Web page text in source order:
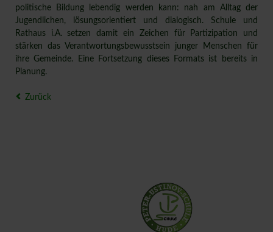
politische Bildung lebendig werden kann: nah am Alltag der
Jugendlichen, lösungsorientiert und dialogisch. Schule und
Rathaus i.A. setzen damit ein Zeichen für Partizipation und
stärken das Verantwortungsbewusstsein junger Menschen für
ihre Gemeinde. Eine Fortsetzung dieses Formats ist bereits in
Planung.
Zurück